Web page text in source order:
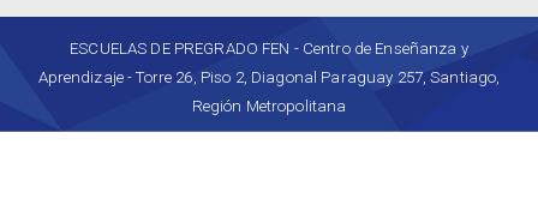
ESCUELAS DE PREGRADO FEN - Centro de Enseñanza y
Aprendizaje - Torre 26, Piso 2, Diagonal Paraguay 257, Santiago,
Región Metropolitana